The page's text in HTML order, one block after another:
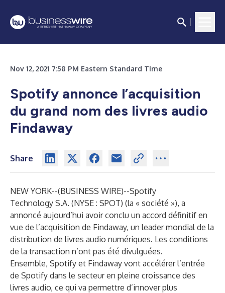
Nov 12, 2021 7:58 PM Eastern Standard Time
Spotify annonce l’acquisition
du grand nom des livres audio
Findaway
Share
NEW YORK--(BUSINESS WIRE)--Spotify
Technology S.A. (NYSE : SPOT) (la « société »), a
annoncé aujourd’hui avoir conclu un accord définitif en
vue de l’acquisition de Findaway, un leader mondial de la
distribution de livres audio numériques. Les conditions
de la transaction n’ont pas été divulguées.
Ensemble, Spotify et Findaway vont accélérer l’entrée
de Spotify dans le secteur en pleine croissance des
livres audio, ce qui va permettre d’innover plus